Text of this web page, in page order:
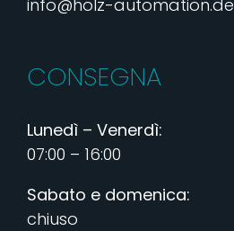
info@holz-automation.de
CONSEGNA
Lunedì – Venerdì:
07:00 – 16:00
Sabato e domenica:
chiuso